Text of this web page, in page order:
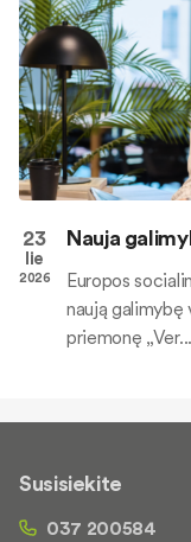
23
lie
2026
Nauja
Europos
naują galimybę
priemonę „Ver...
Susisiekite
037 200584